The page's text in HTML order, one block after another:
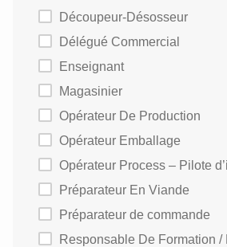
Découpeur-Désosseur
Délégué Commercial
Enseignant
Magasinier
Opérateur De Production
Opérateur Emballage
Opérateur Process – Pilote
Préparateur En Viande
Préparateur de commande
Responsable De Formation / Manager